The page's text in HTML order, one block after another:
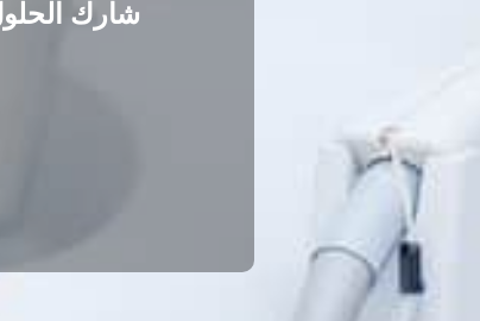
شارك